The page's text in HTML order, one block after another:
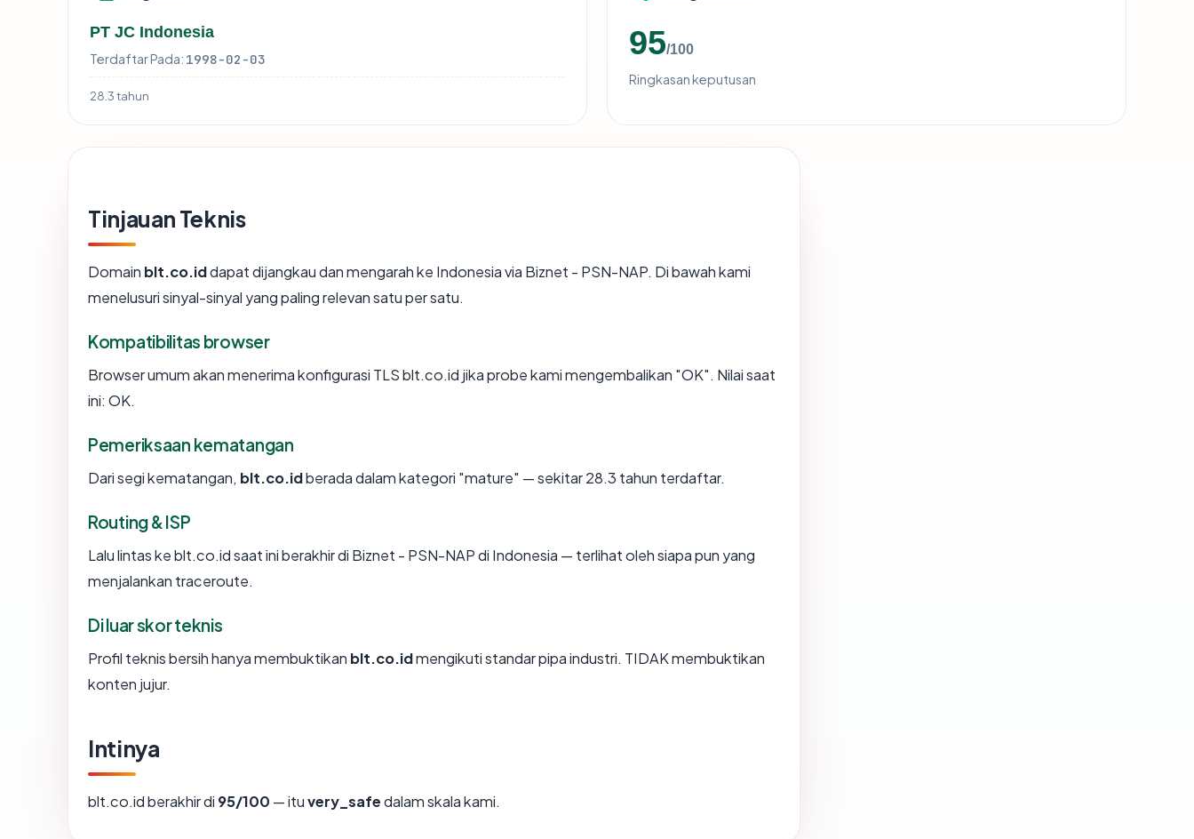
PT JC Indonesia
Terdaftar Pada: 1998-02-03
28.3 tahun
95/100
Ringkasan keputusan
Tinjauan Teknis
Domain blt.co.iddapat dijangkau dan mengarah ke Indonesia via Biznet - PSN-NAP. Di bawah kami
menelusuri sinyal-sinyal yang paling relevan satu per satu.
Kompatibilitas browser
Browser umum akan menerima konfigurasi TLS blt.co.id jika probe kami mengembalikan "OK". Nilai saat
ini: OK.
Pemeriksaan kematangan
Dari segi kematangan, blt.co.idberada dalam kategori "mature" — sekitar 28.3 tahun terdaftar.
Routing & ISP
Lalu lintas ke blt.co.id saat ini berakhir di Biznet - PSN-NAP di Indonesia — terlihat oleh siapa pun yang
menjalankan traceroute.
Di luar skor teknis
Profil teknis bersih hanya membuktikan blt.co.idmengikuti standar pipa industri. TIDAK membuktikan
konten jujur.
Intinya
blt.co.id berakhir di 95/100 — ituvery_safedalam skala kami.